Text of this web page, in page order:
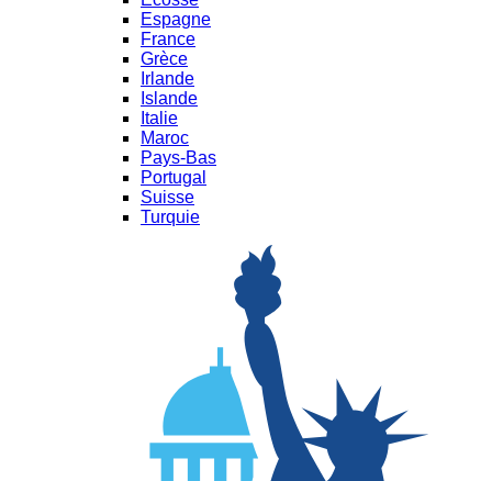
Espagne
France
Grèce
Irlande
Islande
Italie
Maroc
Pays-Bas
Portugal
Suisse
Turquie